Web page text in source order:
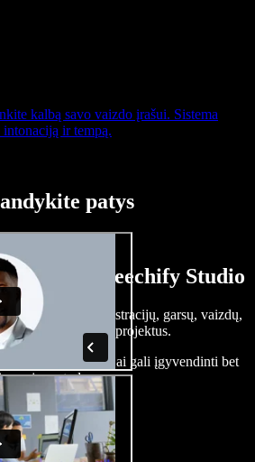
kalbą savo vaizdo įrašui. Sistema
ir tempą.
patys
su Speechify Studio
nemokamų iliustracijų, garsų, vaizdų,
pilnus, įspūdingus projektus.
naršyklėje – kūrėjai gali įgyvendinti bet
metodų.